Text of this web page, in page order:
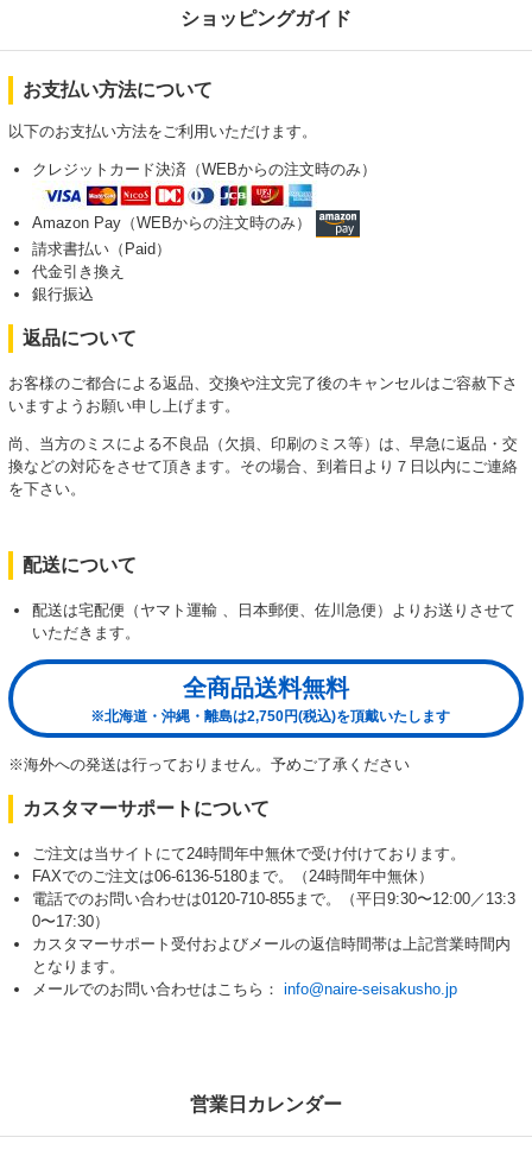
ショッピングガイド
お支払い方法について
以下のお支払い方法をご利用いただけます。
クレジットカード決済（WEBからの注文時のみ）
Amazon Pay（WEBからの注文時のみ）
請求書払い（Paid）
代金引き換え
銀行振込
返品について
お客様のご都合による返品、交換や注文完了後のキャンセルはご容赦下さ
いますようお願い申し上げます。
尚、当方のミスによる不良品（欠損、印刷のミス等）は、早急に返品・交
換などの対応をさせて頂きます。その場合、到着日より７日以内にご連絡
を下さい。
配送について
配送は宅配便（ヤマト運輸 、日本郵便、佐川急便）よりお送りさせて
いただきます。
全商品送料無料
※北海道・沖縄・離島は2,750円(税込)を頂戴いたします
※海外への発送は行っておりません。予めご了承ください
カスタマーサポートについて
ご注文は当サイトにて24時間年中無休で受け付けております。
FAXでのご注文は06-6136-5180まで。（24時間年中無休）
電話でのお問い合わせは0120-710-855まで。（平日9:30〜12:00／13:3
0〜17:30）
カスタマーサポート受付およびメールの返信時間帯は上記営業時間内
となります。
メールでのお問い合わせはこちら： info@naire-seisakusho.jp
営業日カレンダー